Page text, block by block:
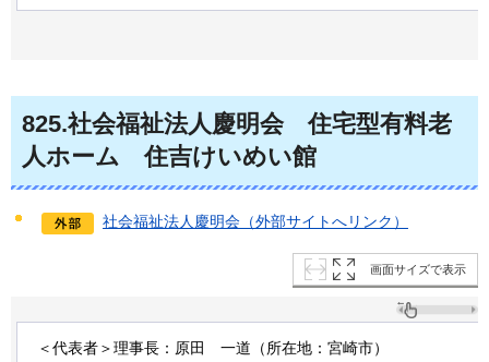
825.社会福祉法人慶明会 住宅型有料老
人ホーム
住吉けいめい館
社会福祉法人慶明会（外部サイトへリンク）
画面サイズで表示
＜代表者＞理事長：原田 一道 （所在地：宮崎市）